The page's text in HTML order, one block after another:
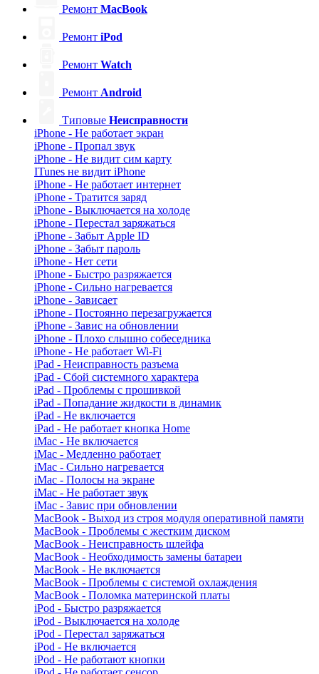
Ремонт MacBook
Ремонт iPod
Ремонт Watch
Ремонт Android
Типовые Неисправности
iPhone - Не работает экран
iPhone - Пропал звук
iPhone - Не видит сим карту
ITunes не видит iPhone
iPhone - Не работает интернет
iPhone - Тратится заряд
iPhone - Выключается на холоде
iPhone - Перестал заряжаться
iPhone - Забыт Apple ID
iPhone - Забыт пароль
iPhone - Нет сети
iPhone - Быстро разряжается
iPhone - Сильно нагревается
iPhone - Зависает
iPhone - Постоянно перезагружается
iPhone - Завис на обновлении
iPhone - Плохо слышно собеседника
iPhone - Не работает Wi-Fi
iPad - Неисправность разъема
iPad - Сбой системного характера
iPad - Проблемы с прошивкой
iPad - Попадание жидкости в динамик
iPad - Не включается
iPad - Не работает кнопка Home
iMac - Не включается
iMac - Медленно работает
iMac - Сильно нагревается
iMac - Полосы на экране
iMac - Не работает звук
iMac - Завис при обновлении
MacBook - Выход из строя модуля оперативной памяти
MacBook - Проблемы с жестким диском
MacBook - Неисправность шлейфа
MacBook - Необходимость замены батареи
MacBook - Не включается
MacBook - Проблемы с системой охлаждения
MacBook - Поломка материнской платы
iPod - Быстро разряжается
iPod - Выключается на холоде
iPod - Перестал заряжаться
iPod - Не включается
iPod - Не работают кнопки